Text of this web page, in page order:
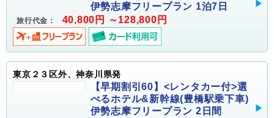
伊勢志摩フリープラン 1泊7日
旅行代金： 40,800円 ～128,800円
東京２３区外、神奈川県発
【早期割引60】<レンタカー付>選
べるホテル&新幹線(豊橋駅乗下車)
伊勢志摩フリープラン 2日間